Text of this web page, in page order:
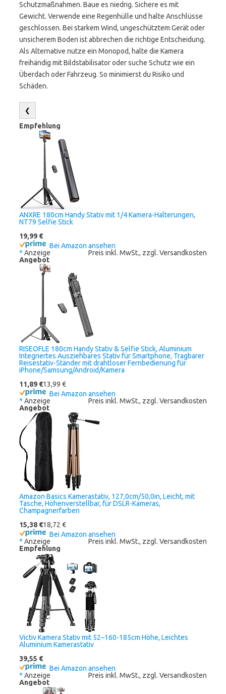
Schutzmaßnahmen. Baue es niedrig. Sichere es mit
Gewicht. Verwende eine Regenhülle und halte Anschlüsse
geschlossen. Bei starkem Wind, ungeschütztem Gerät oder
unsicherem Boden ist abbrechen die richtige Entscheidung.
Als Alternative nutze ein Monopod, halte die Kamera
freihändig mit Bildstabilisator oder suche Schutz wie ein
Überdach oder Fahrzeug. So minimierst du Risiko und
Schäden.
❮
Empfehlung
ANXRE 180cm Handy Stativ mit 1/4 Kamera-Halterungen,
NT79 Selfie Stick
19,99 €
Bei Amazon ansehen
* Anzeige
Preis inkl. MwSt., zzgl. Versandkosten
Angebot
RISEOFLE 180cm Handy Stativ & Selfie Stick, Aluminium
Integriertes Ausziehbares Stativ für Smartphone, Tragbarer
Reisestativ-Ständer mit drahtloser Fernbedienung für
iPhone/Samsung/Android/Kamera
11,89 €13,99 €
Bei Amazon ansehen
* Anzeige
Preis inkl. MwSt., zzgl. Versandkosten
Angebot
Amazon Basics Kamerastativ, 127,0cm/50,0in, Leicht, mit
Tasche, Höhenverstellbar, für DSLR-Kameras,
Champagnerfarben
15,38 €18,72 €
Bei Amazon ansehen
* Anzeige
Preis inkl. MwSt., zzgl. Versandkosten
Empfehlung
Victiv Kamera Stativ mit 52–160-185cm Höhe, Leichtes
Aluminium Kamerastativ
39,55 €
Bei Amazon ansehen
* Anzeige
Preis inkl. MwSt., zzgl. Versandkosten
Angebot